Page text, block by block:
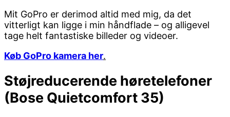
Mit GoPro er derimod altid med mig, da det
vitterligt kan ligge i min håndflade – og alligevel
tage helt fantastiske billeder og videoer.
Køb GoPro kamera her.
Støjreducerende høretelefoner
(Bose Quietcomfort 35)